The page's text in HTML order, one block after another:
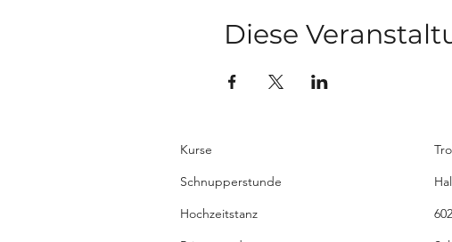
Diese
Kurse
Schnupperstunde
Hochzeitstanz